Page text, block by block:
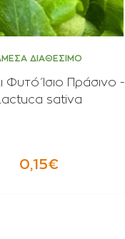
ΔΙΑΘΕΣΙΜΟ
Φυτό Ίσιο Πράσινο -
Lactuca sativa
0,15€